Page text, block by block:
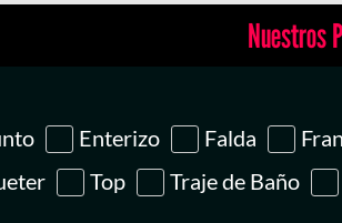
Nuestros
Enterizo Falda
Top Traje de Baño